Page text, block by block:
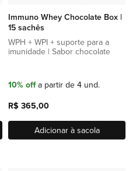
Immuno Whey Chocolate Box |
15 sachês
WPH + WPI + suporte para a
imunidade | Sabor chocolate
10% offa partir de 4 und.
R$ 365,00
Adicionar à sacola